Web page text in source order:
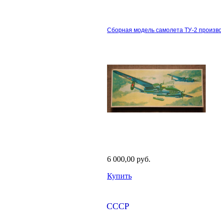
Сборная модель самолета ТУ-2
6 000,00 руб.
Купить
СССР